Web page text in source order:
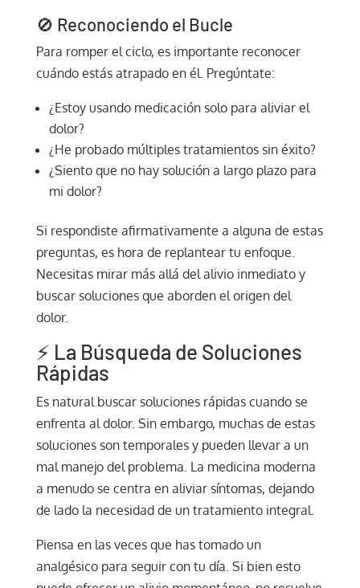
🚫 Reconociendo el Bucle
Para romper el ciclo, es importante reconocer
cuándo estás atrapado en él. Pregúntate:
¿Estoy usando medicación solo para aliviar el
dolor?
¿He probado múltiples tratamientos sin éxito?
¿Siento que no hay solución a largo plazo para
mi dolor?
Si respondiste afirmativamente a alguna de estas
preguntas, es hora de replantear tu enfoque.
Necesitas mirar más allá del alivio inmediato y
buscar soluciones que aborden el origen del
dolor.
⚡ La Búsqueda de Soluciones
Rápidas
Es natural buscar soluciones rápidas cuando se
enfrenta al dolor. Sin embargo, muchas de estas
soluciones son temporales y pueden llevar a un
mal manejo del problema. La medicina moderna
a menudo se centra en aliviar síntomas, dejando
de lado la necesidad de un tratamiento integral.
Piensa en las veces que has tomado un
analgésico para seguir con tu día. Si bien esto